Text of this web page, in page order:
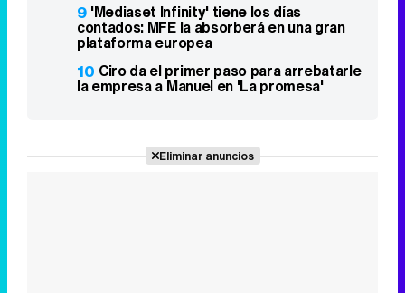
9 'Mediaset Infinity' tiene los días
contados: MFE la absorberá en una gran
plataforma europea
10 Ciro da el primer paso para arrebatarle
la empresa a Manuel en 'La promesa'
Eliminar anuncios